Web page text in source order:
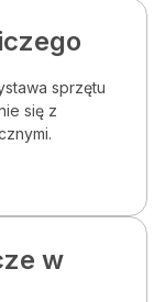
sprzętu
się z
w